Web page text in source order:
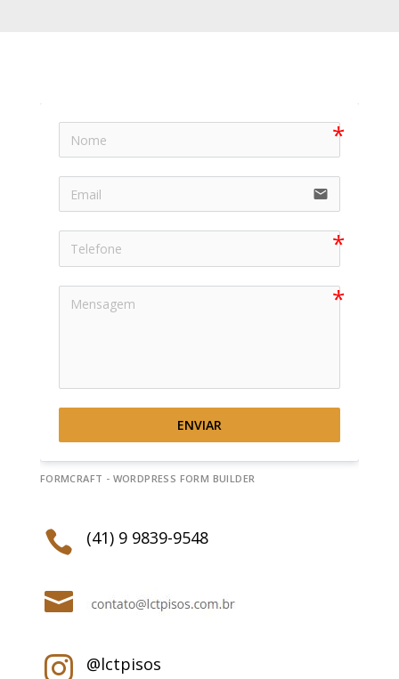
email
ENVIAR
FORMCRAFT - WORDPRESS FORM BUILDER
 (41) 9 9839-9548

 @lctpisos